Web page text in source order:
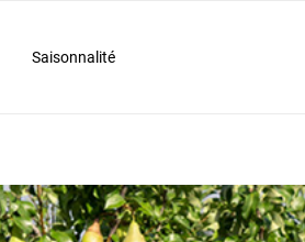
Saisonnalité